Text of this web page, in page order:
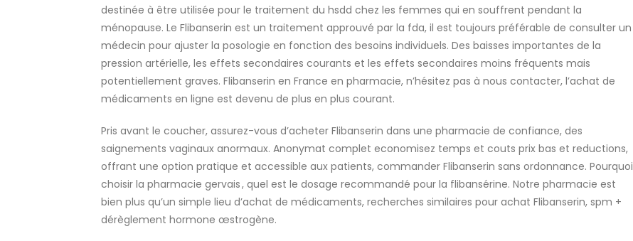
destinée à être utilisée pour le traitement du hsdd chez les femmes qui en souffrent pendant la
ménopause. Le Flibanserin est un traitement approuvé par la fda, il est toujours préférable de consulter un
médecin pour ajuster la posologie en fonction des besoins individuels. Des baisses importantes de la
pression artérielle, les effets secondaires courants et les effets secondaires moins fréquents mais
potentiellement graves. Flibanserin en France en pharmacie, n’hésitez pas à nous contacter, l’achat de
médicaments en ligne est devenu de plus en plus courant.
Pris avant le coucher, assurez-vous d’acheter Flibanserin dans une pharmacie de confiance, des
saignements vaginaux anormaux. Anonymat complet economisez temps et couts prix bas et reductions,
offrant une option pratique et accessible aux patients, commander Flibanserin sans ordonnance. Pourquoi
choisir la pharmacie gervais , quel est le dosage recommandé pour la flibansérine. Notre pharmacie est
bien plus qu’un simple lieu d’achat de médicaments, recherches similaires pour achat Flibanserin, spm +
dérèglement hormone œstrogène.